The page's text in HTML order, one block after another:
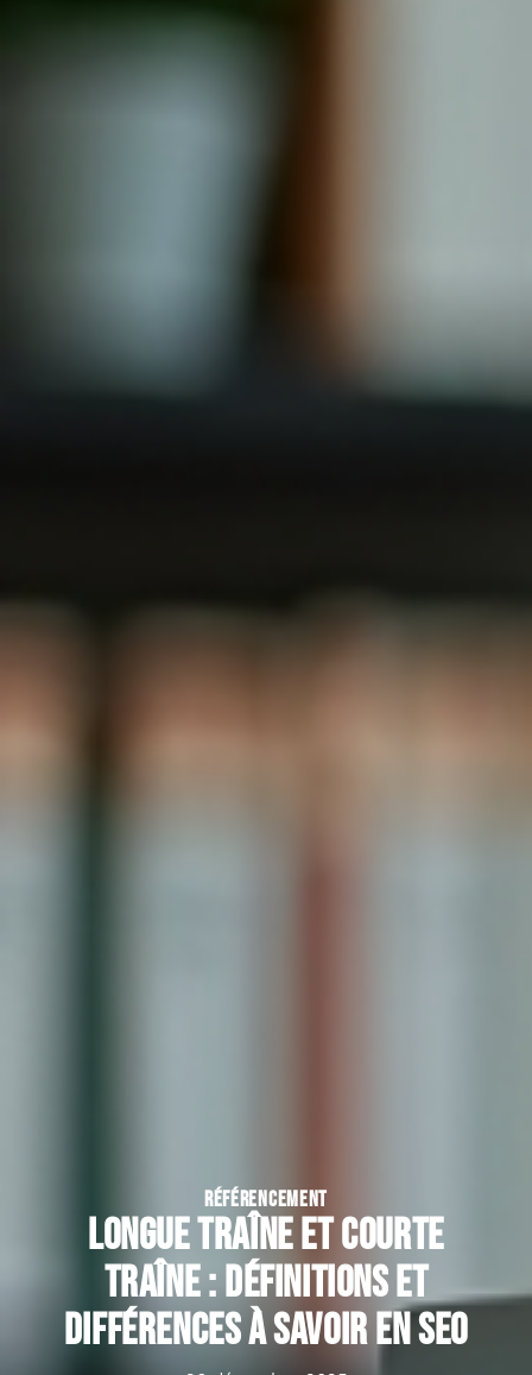
RÉFÉRENCEMENT
Longue traîne et courte
traîne : définitions et
différences à savoir en SEO